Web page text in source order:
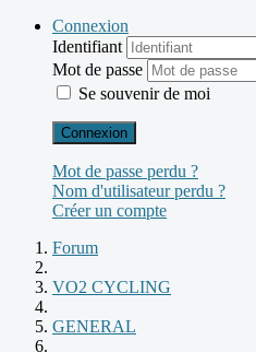
Connexion
Identifiant
Mot de passe
Se souvenir de moi
Connexion
Mot de passe perdu ?
Nom d'utilisateur perdu ?
Créer un compte
Forum
VO2 CYCLING
GENERAL